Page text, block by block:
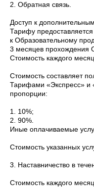
2. Обратная связь.
Доступ к
Тарифу
к Образовательному
3 месяцев прохождения
Стоимость каждого
Стоимость составляет
Тарифами «Экспресс» и
пропорции:
1. 10%;
2. 90%.
Иные оплачиваемые
Стоимость указанных
3. Наставничество в
Стоимость каждого